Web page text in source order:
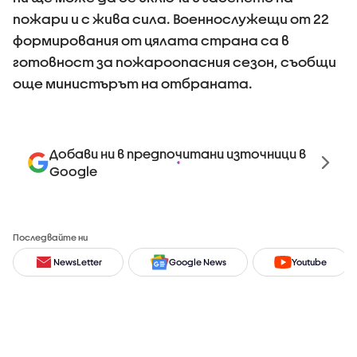
пожари и с жива сила. Военнослужещи от 22
формирования от цялата страна са в
готовност за пожароопасния сезон, съобщи
още министърът на отбраната.
Добави ни в предпочитани източници в
Google
Последвайте ни
NewsLetter Google News Youtube